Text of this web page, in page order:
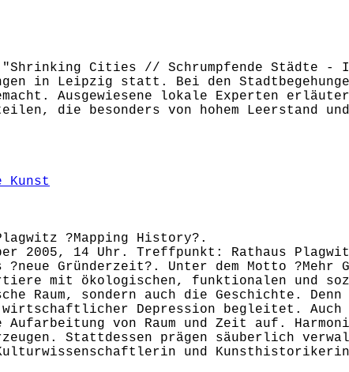
Cities // Schrumpfende Städte -
in Leipzig statt. Bei den
Ausgewiesene lokale Experten
die besonders von hohem Leerstand
Kunst
?Mapping History?.
2005, 14 Uhr. Treffpunkt: Rathaus
Gründerzeit?. Unter dem Motto
mit ökologischen, funktionalen und
Raum, sondern auch die Geschichte.
wirtschaftlicher Depression begleitet.
von Raum und Zeit auf.
Stattdessen prägen säuberlich
und